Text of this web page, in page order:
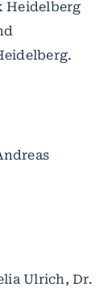
Heidelberg
Ulrich, Dr.